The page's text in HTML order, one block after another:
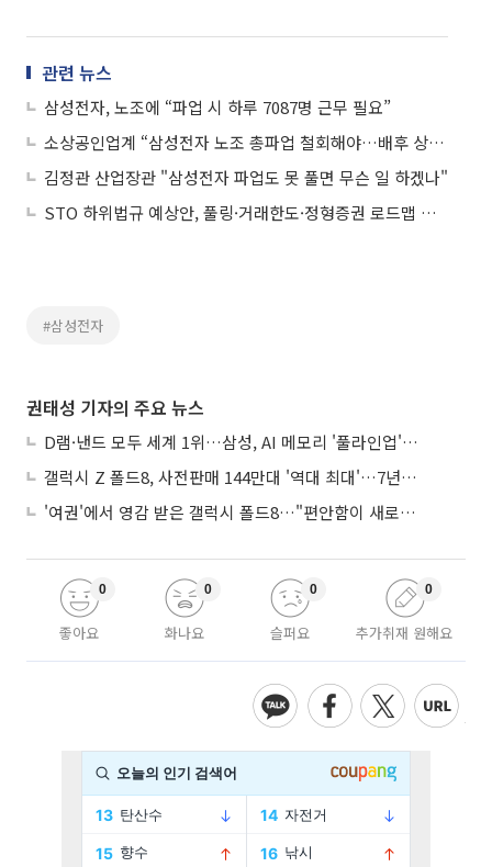
관련 뉴스
삼성전자, 노조에 “파업 시 하루 7087명 근무 필요”
소상공인업계 “삼성전자 노조 총파업 철회해야…배후 상권 직격탄 우려”
김정관 산업장관 "삼성전자 파업도 못 풀면 무슨 일 하겠나"
STO 하위법규 예상안, 풀링·거래한도·정형증권 로드맵 제시
#삼성전자
권태성 기자의 주요 뉴스
D램·낸드 모두 세계 1위…삼성, AI 메모리 '풀라인업'으로 승부
갤럭시 Z 폴드8, 사전판매 144만대 '역대 최대'…7년만에 갤노트10 기록 넘어
'여권'에서 영감 받은 갤럭시 폴드8…"편안함이 새로운 디자인 경쟁력"
좋아요
0
화나요
0
슬퍼요
0
추가취재 원해요
0